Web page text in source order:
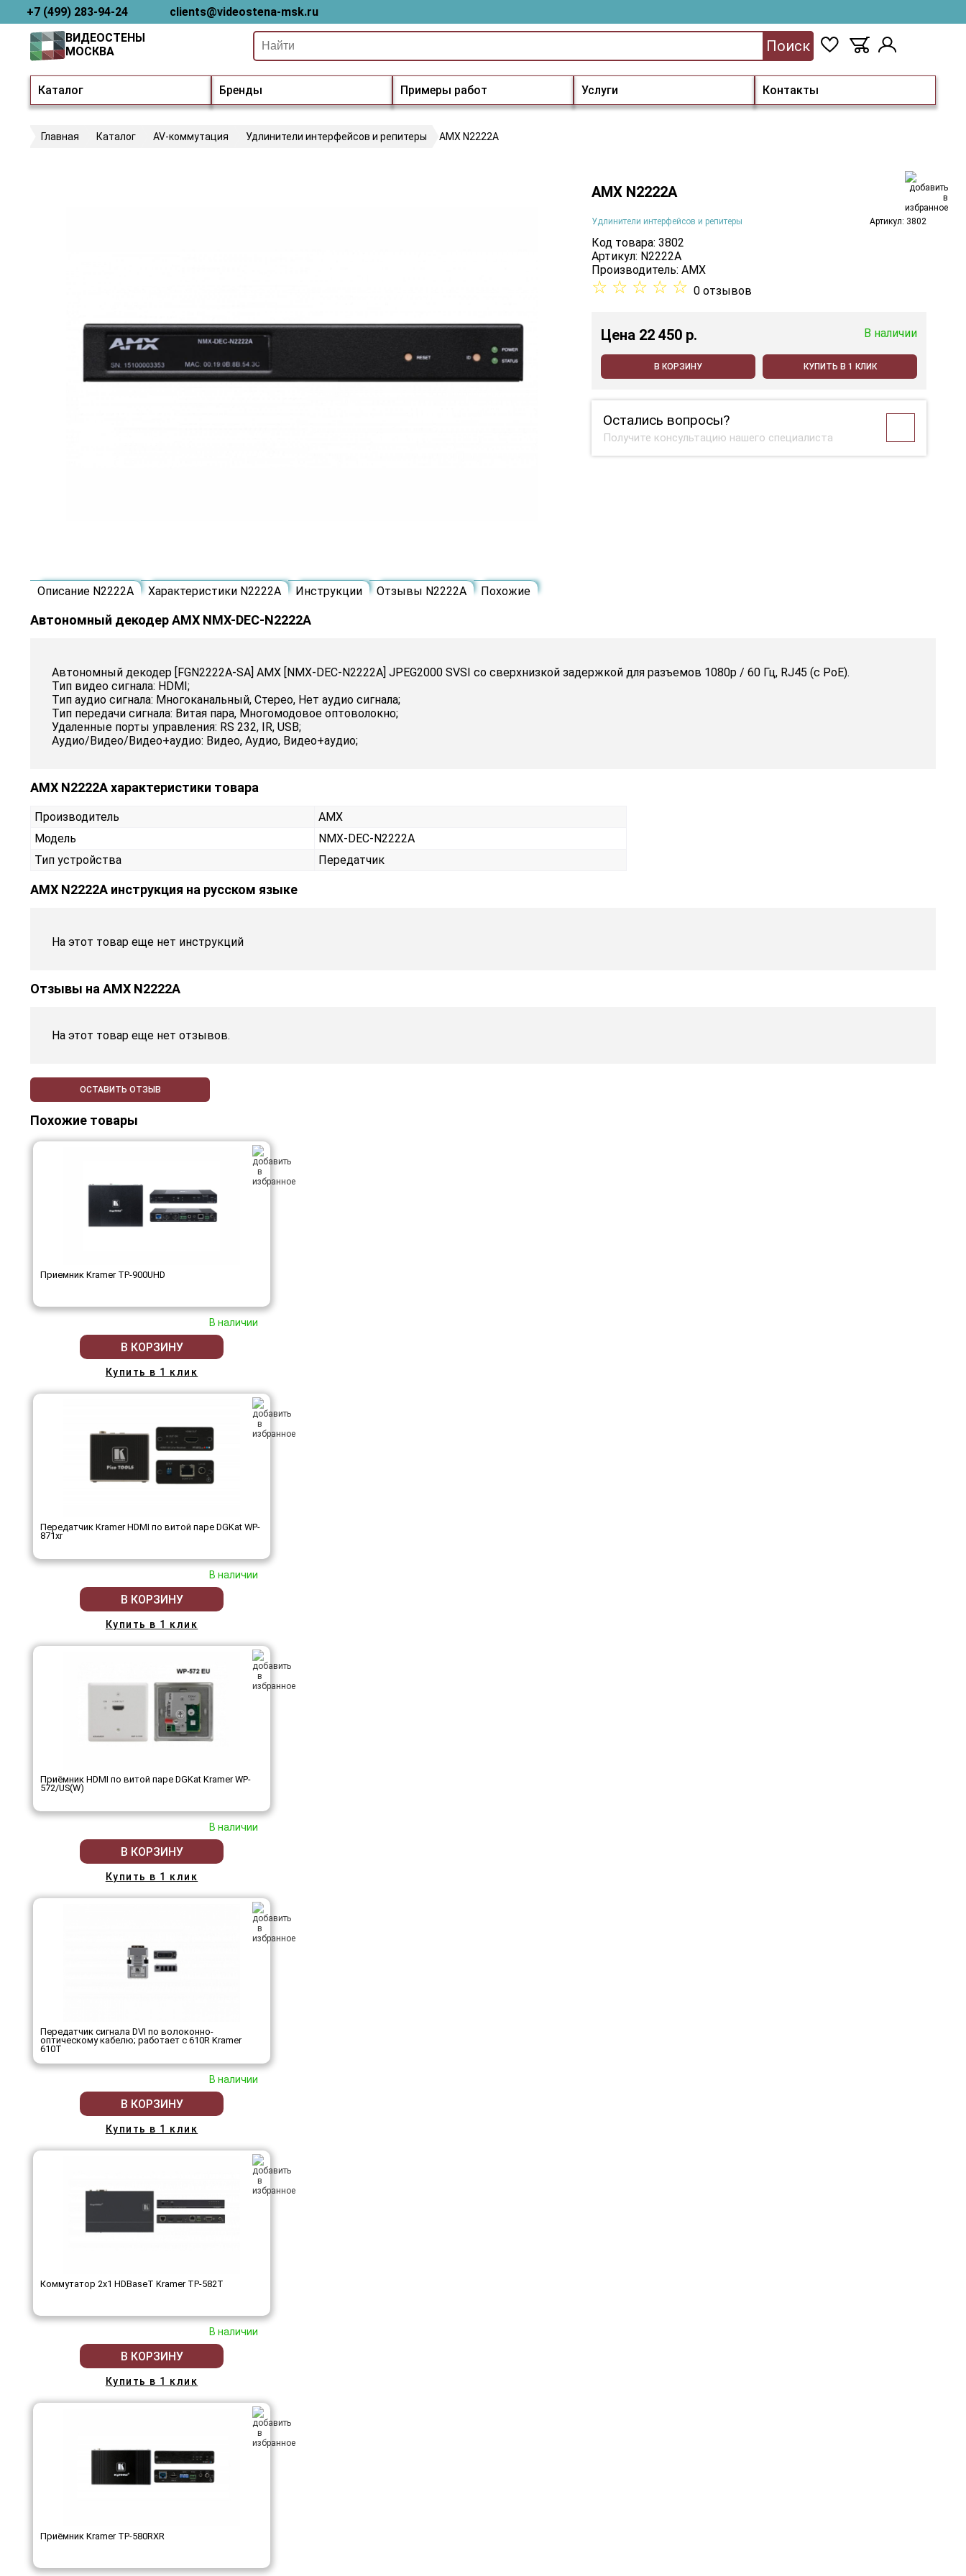
+7 (499) 283-94-24 clients@videostena-msk.ru
Каталог Бренды Примеры работ Услуги Контакты
ВИДЕОСТЕНЫ
МОСКВА
Поиск
Главная Каталог AV-коммутация Удлинители интерфейсов и репитеры AMX N2222A
AMX N2222A
Удлинители интерфейсов и репитеры Артикул: 3802
Код товара: 3802
Артикул: N2222A
Производитель:AMX
☆ ☆ ☆ ☆ ☆ 0 отзывов
Цена 22 450 p. В наличии
В КОРЗИНУ КУПИТЬ В 1 КЛИК
Остались вопросы?
Получите консультацию нашего специалиста
Описание N2222A Характеристики N2222A Инструкции Отзывы N2222A Похожие
Автономный декодер AMX NMX-DEC-N2222A
Автономный декодер [FGN2222A-SA] AMX [NMX-DEC-N2222A] JPEG2000 SVSI со сверхнизкой задержкой для разъемов 1080p / 60 Гц, RJ45 (с PoE).
Тип видео сигнала: HDMI;
Тип аудио сигнала: Многоканальный, Стерео, Нет аудио сигнала;
Тип передачи сигнала: Витая пара, Многомодовое оптоволокно;
Удаленные порты управления: RS 232, IR, USB;
Аудио/Видео/Видео+аудио: Видео, Аудио, Видео+аудио;
AMX N2222A характеристики товара
Производитель
AMX
Модель
NMX-DEC-N2222A
Тип устройства
Передатчик
AMX N2222A инструкция на русском языке
На этот товар еще нет инструкций
Отзывы наAMX N2222A
На этот товар еще нет отзывов.
ОСТАВИТЬ ОТЗЫВ
Похожие товары
Приемник Kramer TP-900UHD
В наличии
В КОРЗИНУ
Купить в 1 клик
Передатчик Kramer HDMI по витой паре DGKat WP-
871xr
В наличии
В КОРЗИНУ
Купить в 1 клик
Приёмник HDMI по витой паре DGKat Kramer WP-
572/US(W)
В наличии
В КОРЗИНУ
Купить в 1 клик
Передатчик сигнала DVI по волоконно-
оптическому кабелю; работает с 610R Kramer
610T
В наличии
В КОРЗИНУ
Купить в 1 клик
Коммутатор 2x1 HDBaseT Kramer TP-582T
В наличии
В КОРЗИНУ
Купить в 1 клик
Приёмник Kramer TP-580RXR